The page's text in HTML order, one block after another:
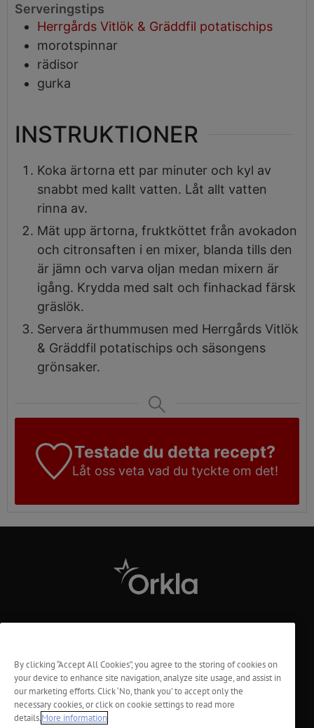
Serveringstips
Herrgårds Vitlök & Gräddfil potatischips
morotspinnar
rädisor
gurka
INSTRUKTIONER
Koka ärtorna ett par minuter och kyl av
snabbt med kallt vatten. Låt allt vatten
rinna av.
Mät upp ärtorna, fruktköttet från avokadon
och citronsaften i en mixer, blanda tills den
är jämn och varva oljan medan mixern är
igång. Krydda med salt och finhackad färsk
gräslök.
Servera ärthummusen med Herrgårds Vitlök
& Gräddfil potatischips och säsongens
grönsaker.
Testade du detta recept?
Låt oss veta vad du tyckte om det!
Företag
Sekretess och integritet
By clicking “Accept All Cookies”, you agree to the storing of cookies on
your device to enhance site navigation, analyze site usage, and assist in
our marketing efforts. Click ‘No, thank you’ to accept only the
necessary cookies, or click on cookie settings to read more
details.More information